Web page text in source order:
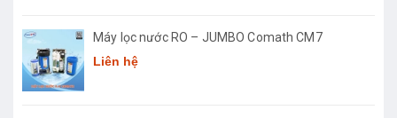
Máy lọc nước RO – JUMBO Comath CM7
Liên hệ